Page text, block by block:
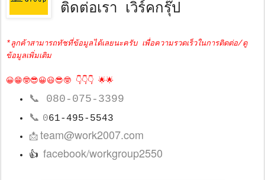
ติดต่อเรา เวิร์คกรุ๊ป
*ลูกค้าสามารถทัชที่ข้อมูลได้เลยนะครับ เพื่อความรวดเร็วในการติดต่อ/ดู
ข้อมูลเพิ่มเติม
😀😁🤓😎😀😃😎🤓 👇👇👇 🌟🌟
📞 080-075-3399
📞 061-495-5543
📩team@work2007.com
👍 facebook/workgroup2550